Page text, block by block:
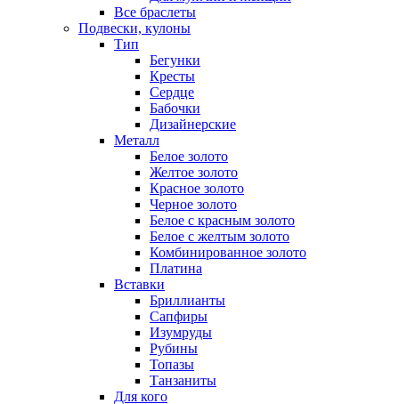
Все браслеты
Подвески, кулоны
Тип
Бегунки
Кресты
Сердце
Бабочки
Дизайнерские
Металл
Белое золото
Желтое золото
Красное золото
Черное золото
Белое с красным золото
Белое с желтым золото
Комбинированное золото
Платина
Вставки
Бриллианты
Сапфиры
Изумруды
Рубины
Топазы
Танзаниты
Для кого